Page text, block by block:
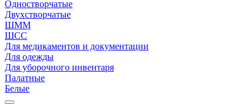
Одностворчатые
Двухстворчатые
ШММ
ШСС
Для медикаментов и документации
Для одежды
Для уборочного инвентаря
Палатные
Белые